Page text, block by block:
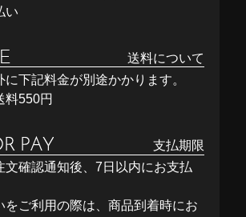
い
送料について
下記料金が別途かかります。
料550円
支払期限
文確認通知後、7日以内にお支払
をご利用の際は、商品到着時にお